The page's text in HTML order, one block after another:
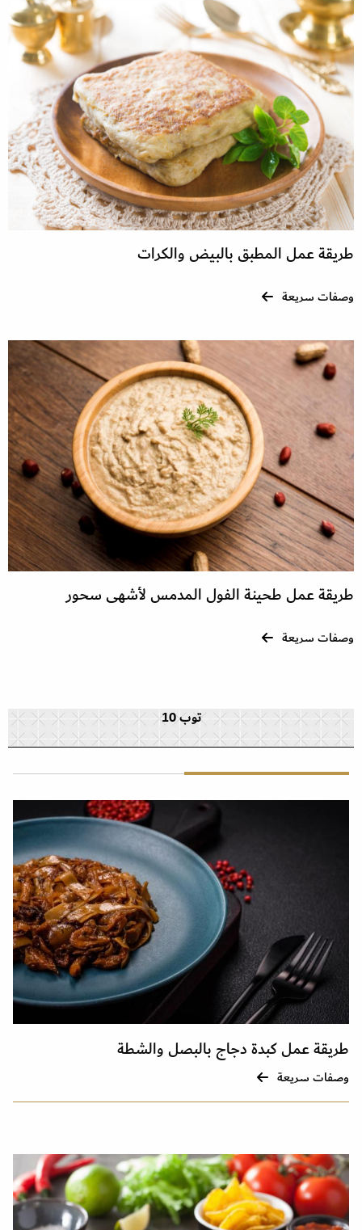
طريقة عمل المطبق بالبيض والكرات
وصفات سريعة
طريقة عمل طحينة الفول المدمس لأشهى سحور
وصفات سريعة
توب 10
طريقة عمل كبدة دجاج بالبصل والشطة
وصفات سريعة